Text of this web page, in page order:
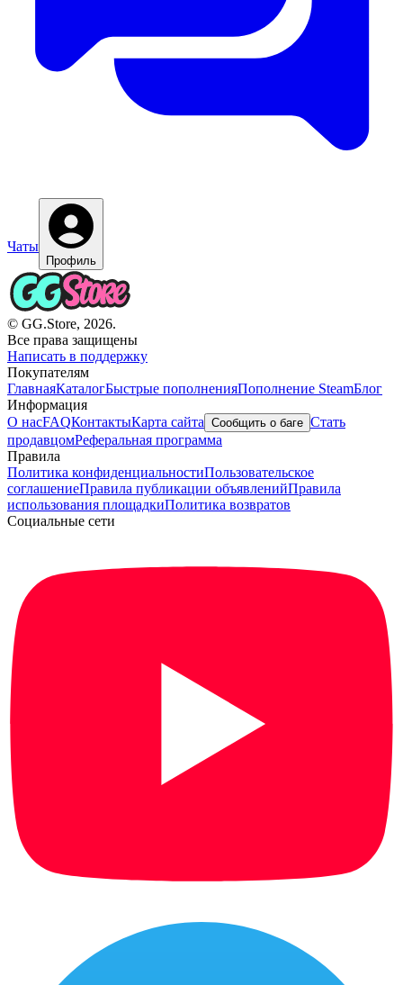
Чаты
Профиль
© GG.Store, 2026.
Все права защищены
Написать в поддержку
Покупателям
ГлавнаяКаталогБыстрые пополненияПополнение SteamБлог
Информация
О насFAQКонтактыКарта сайта Сообщить о баге Стать
продавцомРеферальная программа
Правила
Политика конфиденциальностиПользовательское
соглашениеПравила публикации объявленийПравила
использования площадкиПолитика возвратов
Социальные сети